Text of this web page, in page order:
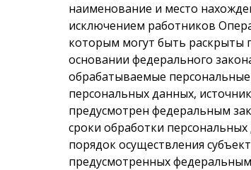
наименование и место
исключением работников
которым могут быть раскрыты
основании федерального
обрабатываемые
персональных данных,
предусмотрен федеральным
сроки обработки
порядок осуществления
предусмотренных